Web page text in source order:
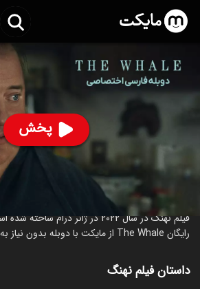
پخش
فیلم نهنگ با دوبله فارسی
79%
ساخت آمریکا سال 2022
رده سنی ۱۸+
درباره فیلم نهنگ
فیلم نهنگ در سال 2022 در ژانر درام
رایگان The Whale از مایکت با دوبله بدون نیاز به دانلود.
داستان فیلم نهنگ